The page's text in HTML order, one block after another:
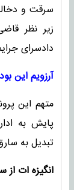
سرقت و
زیر نظر
دادسرای
آرزویم این
پایش به
تبدیل به
انگیزه ات